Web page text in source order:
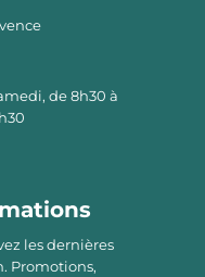
de 8h30 à
les dernières
Promotions,